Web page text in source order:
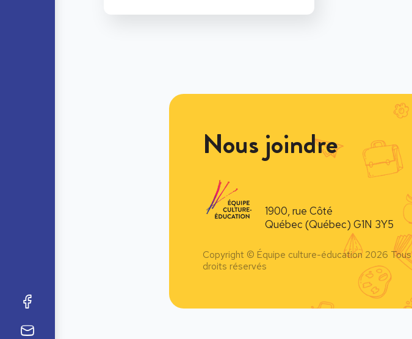
Nous joindre
1900, rue Côté
Québec (Québec) G1N 3Y5
Copyright © Équipe culture-éducation 2026 Tous
droits réservés